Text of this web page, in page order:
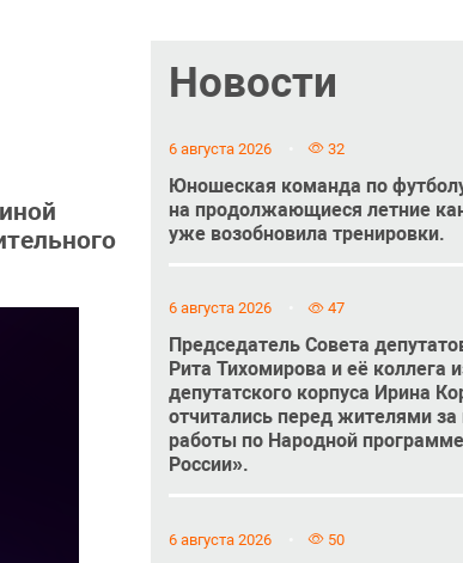
Новости
6 августа 2026 32
Юношеская команда по
на продолжающиеся летние
уже возобновила тренировки.
6 августа 2026 47
Председатель Совета
Рита Тихомирова и её коллега
депутатского корпуса Ирина
отчитались перед жителями за
работы по Народной
России».
6 августа 2026 50